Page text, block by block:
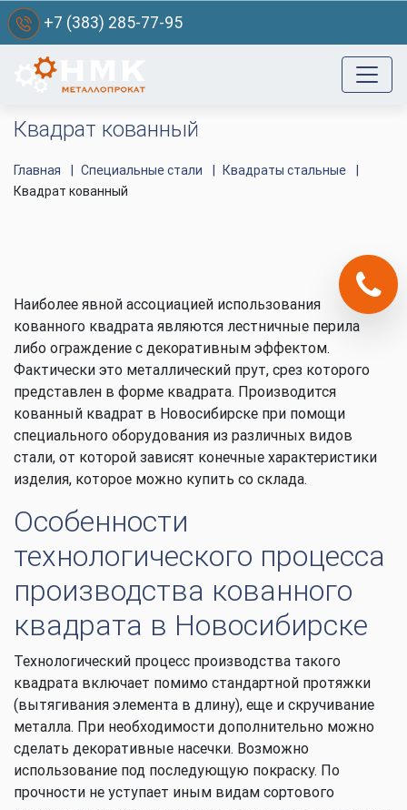
+7 (383) 285-77-95
Квадрат кованный
Главная Специальные стали
Квадраты стальные
Квадрат кованный
Наиболее явной ассоциацией использования
кованного квадрата являются лестничные перила
либо ограждение с декоративным эффектом.
Фактически это металлический прут, срез которого
представлен в форме квадрата. Производится
кованный квадрат в Новосибирске при помощи
специального оборудования из различных видов
стали, от которой зависят конечные характеристики
изделия, которое можно купить со склада.
Особенности
технологического процесса
производства кованного
квадрата в Новосибирске
Технологический процесс производства такого
квадрата включает помимо стандартной протяжки
(вытягивания элемента в длину), еще и скручивание
металла. При необходимости дополнительно можно
сделать декоративные насечки. Возможно
использование под последующую покраску. По
прочности не уступает иным видам сортового